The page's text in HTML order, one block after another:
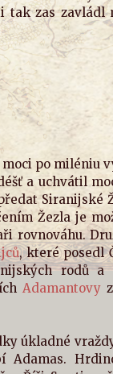
tak zas zavládl
po miléniu
a uchvátil
Siranijské
Žezla je
rovnováhu.
, které posedl
rodů a
Adamantovy
úkladné
Adamas.